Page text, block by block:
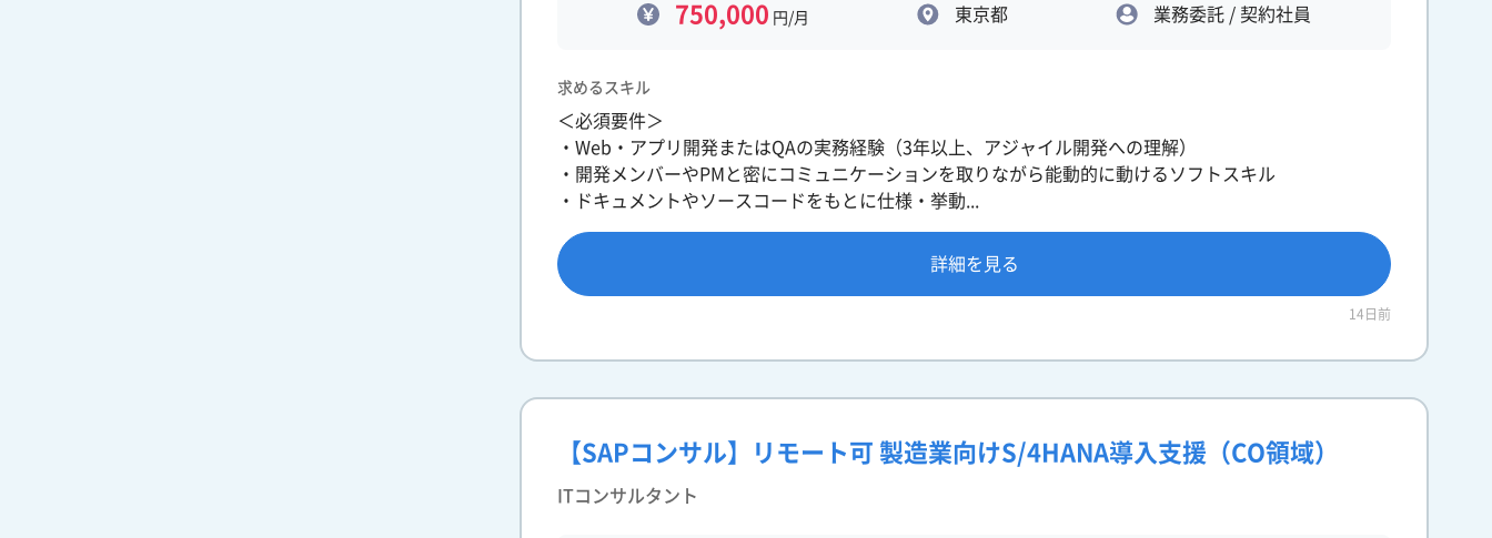
750,000 円/月 東京都 業務委託 / 契約社員
求めるスキル
＜必須要件＞
・Web・アプリ開発またはQAの実務経験（3年以上、アジャイル開発への理解）
・開発メンバーやPMと密にコミュニケーションを取りながら能動的に動けるソフトスキル
・ドキュメントやソースコードをもとに仕様・挙動...
詳細を見る
14日前
【SAPコンサル】リモート可 製造業向けS/4HANA導入支援（CO領域）
ITコンサルタント